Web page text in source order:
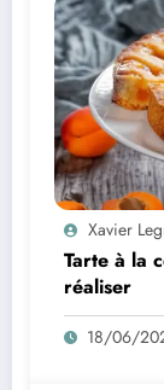
Xavier
Tarte à la
réaliser
18/06/